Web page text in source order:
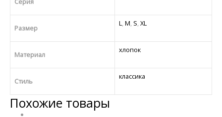
Размер
L,M, S,XL
Материал
хлопок
Стиль
классика
Похожие товары